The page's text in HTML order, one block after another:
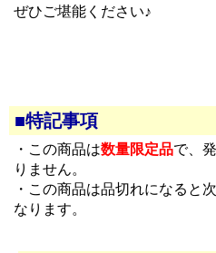
ぜひご堪能ください♪
■特記事項
・この商品は数量限定品で、
りません。
・この商品は品切れになると
なります。